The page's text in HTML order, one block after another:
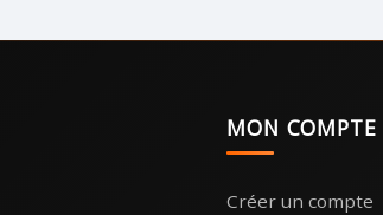
MON COMPTE
Créer un compte